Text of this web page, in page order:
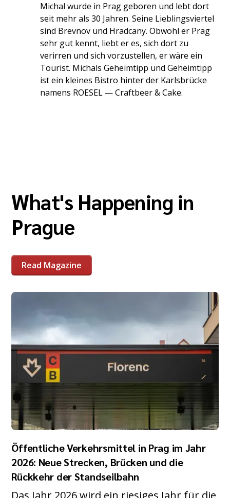
Michal wurde in Prag geboren und lebt dort
seit mehr als 30 Jahren. Seine Lieblingsviertel
sind Brevnov und Hradcany. Obwohl er Prag
sehr gut kennt, liebt er es, sich dort zu
verirren und sich vorzustellen, er wäre ein
Tourist. Michals Geheimtipp und Geheimtipp
ist ein kleines Bistro hinter der Karlsbrücke
namens ROESEL — Craftbeer & Cake.
What's Happening in
Prague
Read Magazine
Öffentliche Verkehrsmittel in Prag im Jahr
2026: Neue Strecken, Brücken und die
Rückkehr der Standseilbahn
Das Jahr 2026 wird ein riesiges Jahr für die